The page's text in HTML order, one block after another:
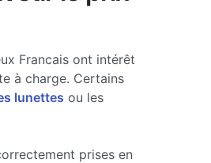
Francais ont intérêt
à charge. Certains
lunettes ou les
prises en